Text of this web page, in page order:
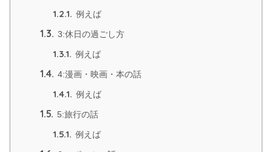
1.2.1. 例えば
1.3. 3:休日の過ごし方
1.3.1. 例えば
1.4. 4:漫画・映画・本の話
1.4.1. 例えば
1.5. 5:旅行の話
1.5.1. 例えば